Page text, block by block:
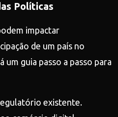
Políticas
impactar
de um país no
um guia passo a passo para
existente.